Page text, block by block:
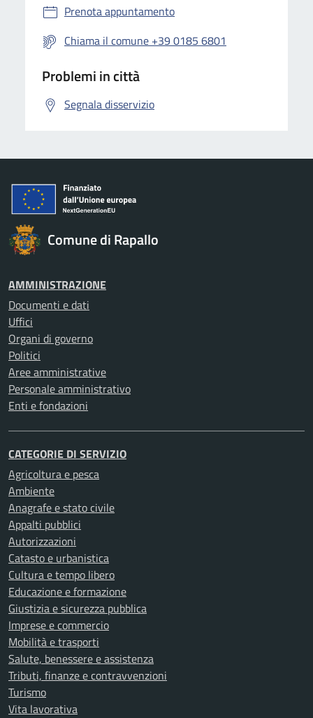
Prenota appuntamento
Chiama il comune +39 0185 6801
Problemi in città
Segnala disservizio
Comune di Rapallo
AMMINISTRAZIONE
Documenti e dati
Uffici
Organi di governo
Politici
Aree amministrative
Personale amministrativo
Enti e fondazioni
CATEGORIE DI SERVIZIO
Agricoltura e pesca
Ambiente
Anagrafe e stato civile
Appalti pubblici
Autorizzazioni
Catasto e urbanistica
Cultura e tempo libero
Educazione e formazione
Giustizia e sicurezza pubblica
Imprese e commercio
Mobilità e trasporti
Salute, benessere e assistenza
Tributi, finanze e contravvenzioni
Turismo
Vita lavorativa